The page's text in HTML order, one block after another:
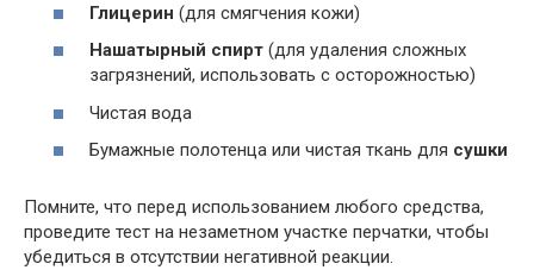
Глицерин (для смягчения кожи)
Нашатырный спирт (для удаления сложных
загрязнений, использовать с осторожностью)
Чистая вода
Бумажные полотенца или чистая ткань для сушки
Помните, что перед использованием любого средства,
проведите тест на незаметном участке перчатки, чтобы
убедиться в отсутствии негативной реакции.